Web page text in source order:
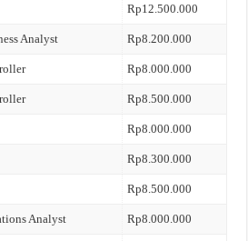
Rp12.500.000
Analyst Rp8.200.000
Rp8.000.000
Rp8.500.000
Rp8.000.000
Rp8.300.000
Rp8.500.000
Analyst Rp8.000.000